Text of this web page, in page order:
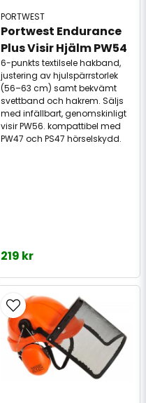
PORTWEST
Portwest Endurance
Plus Visir Hjälm PW54
6-punkts textilsele hakband,
justering av hjulspärrstorlek
(56–63 cm) samt bekvämt
svettband och hakrem. Säljs
med infällbart, genomskinligt
visir PW56. kompattibel med
PW47 och PS47 hörselskydd.
219 kr